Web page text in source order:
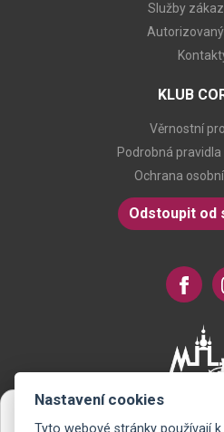
Služby
KLUB
Věrnostní
Podrobná pravidla
Ochrana
Odstoupit od
Nastavení cookies